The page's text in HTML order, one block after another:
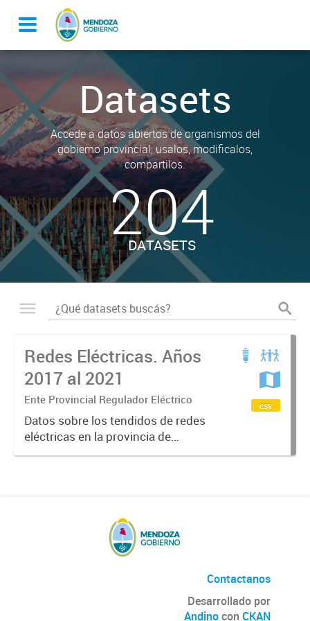
Datasets
Accede a datos abiertos de organismos del
gobierno provincial, usalos, modificalos,
compartilos.
204
DATASETS
Redes Eléctricas. Años
2017 al 2021
Ente Provincial Regulador Eléctrico
Datos sobre los tendidos de redes
eléctricas en la provincia de
Mendoza, datos sobre tipos y
csv
Contactanos
Desarrollado por
Andinocon CKAN